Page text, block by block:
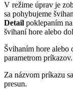
V režime úprav je
sa pohybujeme
Detail poklepaním
švihaní hore alebo
Švihaním hore alebo
parametrom
Za názvom príkazu
presun.